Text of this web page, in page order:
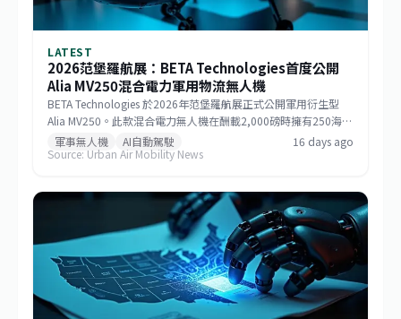
LATEST
2026范堡羅航展：BETA Technologies首度公開
Alia MV250混合電力軍用物流無人機
BETA Technologies 於2026年范堡羅航展正式公開軍用衍生型
Alia MV250。此款混合電力無人機在酬載2,000磅時擁有250海里
戰術航程，若酬載減至1,000磅則任務半徑可達750海里，巡航速
度逾170節。該機整合GE Aerospace研發的渦輪發電機與
換任務模組。BETA強調，相較於傾轉旋翼機，MV250能以更低成
本提供更遠、更快的運補能力，滿足未來分散式作戰需求。
軍事無人機 AI自動駕駛
16 days ago
Source: Urban Air Mobility News